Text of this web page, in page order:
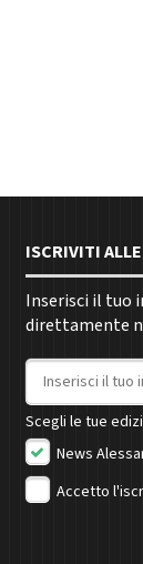
ISCRIVITI
Inserisci il tuo
direttamente
Indirizzo email
Scegli le tue
News
Accetto